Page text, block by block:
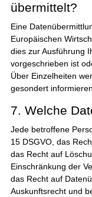
übermittelt?
Eine
Europäischen
dies zur Ausführung
vorgeschrieben ist
Über Einzelheiten
gesondert informieren.
7. Welche
Jede betroffene
15 DSGVO, das
das Recht auf
Einschränkung der
das Recht auf
Auskunftsrecht und